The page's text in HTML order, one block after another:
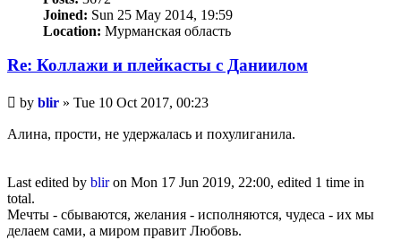
Joined: Sun 25 May 2014, 19:59
Location: Мурманская область
Re: Коллажи и плейкасты с Даниилом
Unread
post
by blir » Tue 10 Oct 2017, 00:23
Алина, прости, не удержалась и похулиганила.
Last edited by bliron Mon 17 Jun 2019, 22:00, edited 1 time in
total.
Мечты - сбываются, желания - исполняются, чудеса - их мы
делаем сами, а миром правит Любовь.